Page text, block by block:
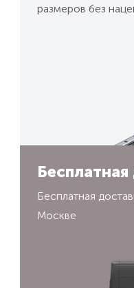
размеров без
Бесплатная
Москве